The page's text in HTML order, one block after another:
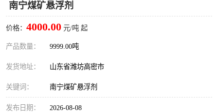
南宁煤矿悬浮剂
价格： 4000.00 元/吨 起
产品数量： 9999.00吨
发货地址： 山东省潍坊高密市
关键词： 南宁煤矿悬浮剂
发布日期： 2026-08-08